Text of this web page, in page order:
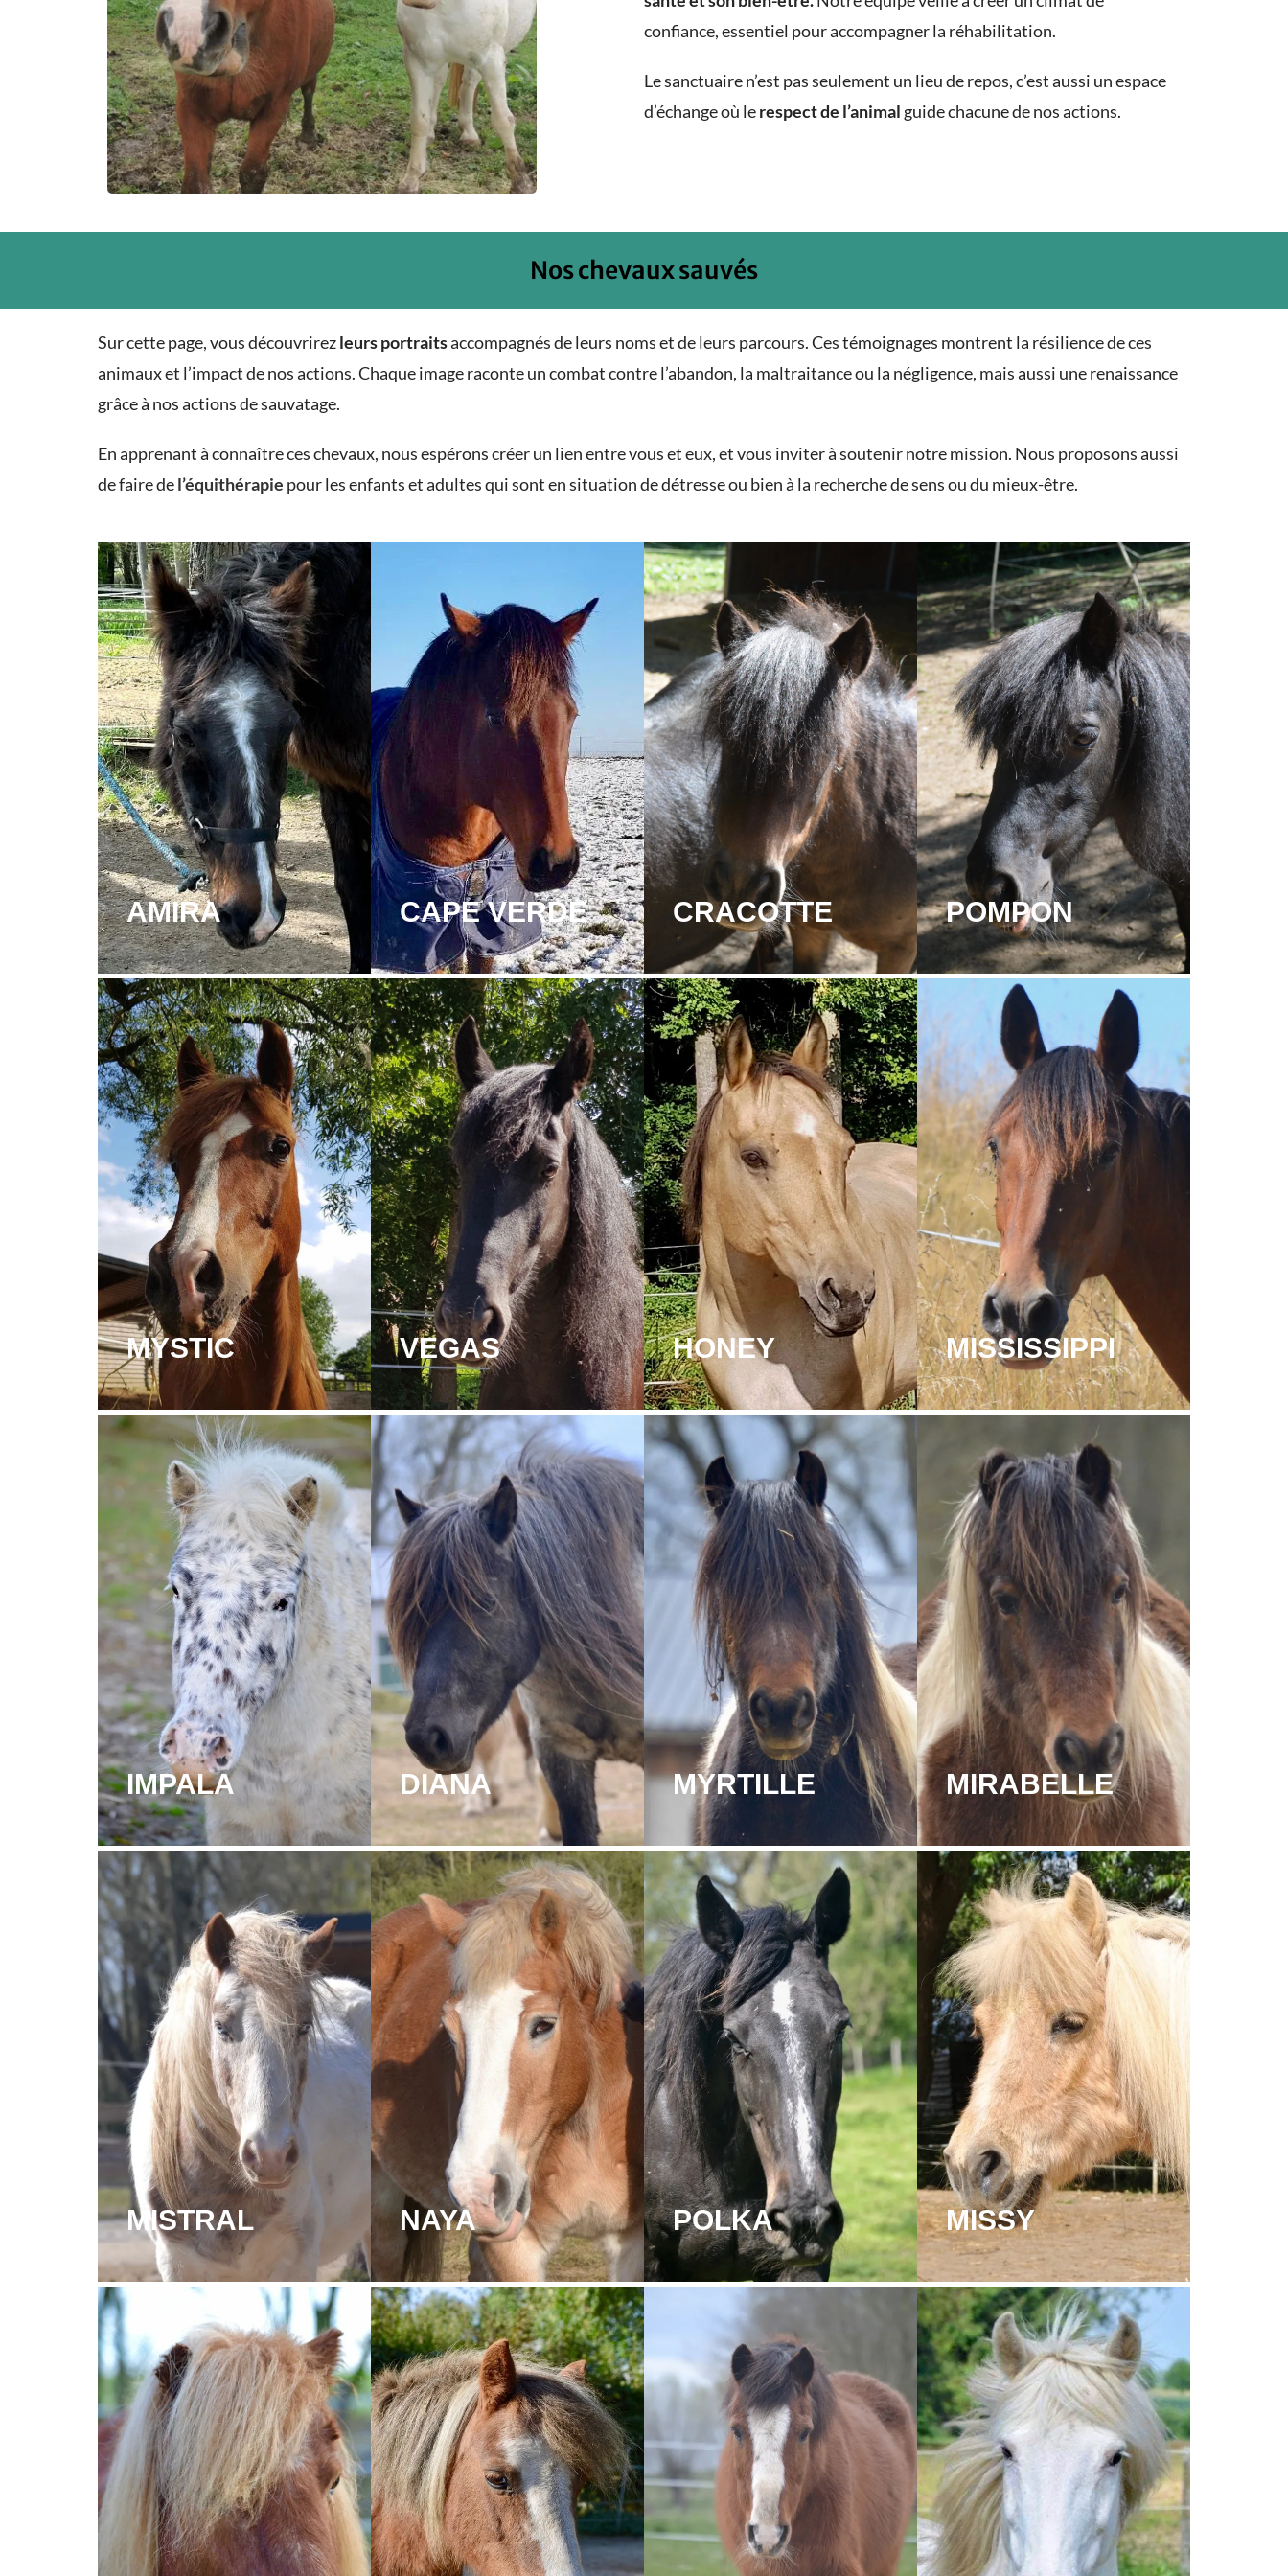
confiance, essentiel pour accompagner la réhabilitation.
Le sanctuaire n’est pas seulement un lieu de repos, c’est aussi un espace
d’échange où lerespect de l’animal guide chacune de nos actions.
Nos chevaux sauvés
Sur cette page, vous découvrirezleurs portraitsaccompagnés de leurs noms et de leurs parcours. Ces témoignages montrent la résilience de ces
animaux et l’impact de nos actions. Chaque image raconte un combat contre l’abandon, la maltraitance ou la négligence, mais aussi une renaissance
grâce à nos actions de sauvatage.
En apprenant à connaître ces chevaux, nous espérons créer un lien entre vous et eux, et vous inviter à soutenir notre mission. Nous proposons aussi
de faire del’équithérapie pour les enfants et adultes qui sont en situation de détresse ou bien à la recherche de sens ou du mieux-être.
AMIRA CAPE VERDE CRACOTTE POMPON
MYSTIC VEGAS HONEY MISSISSIPPI
IMPALA DIANA MYRTILLE MIRABELLE
MISTRAL NAYA POLKA MISSY